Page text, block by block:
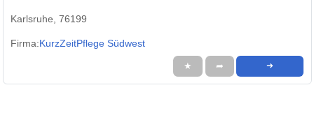
Karlsruhe, 76199
Firma:KurzZeitPflege Südwest
★ ➦ ➜